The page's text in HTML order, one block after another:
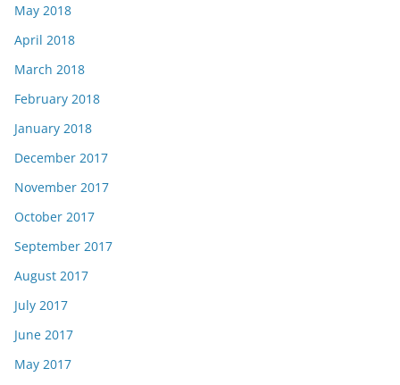
May 2018
April 2018
March 2018
February 2018
January 2018
December 2017
November 2017
October 2017
September 2017
August 2017
July 2017
June 2017
May 2017